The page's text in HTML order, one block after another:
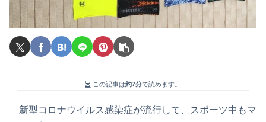
この記事は約7分で読めます。
新型コロナウイルス感染症が流行して、スポーツ中もマ